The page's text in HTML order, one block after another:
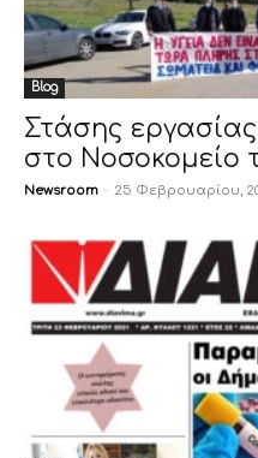
Blog
Στάσης
στο Νοσοκομείο
Newsroom - 25 Φεβρουαρίου,